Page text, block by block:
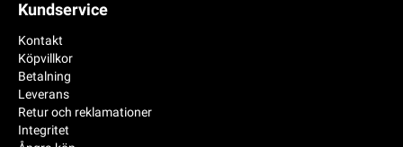
Kundservice
Kontakt
Köpvillkor
Betalning
Leverans
Retur och reklamationer
Integritet